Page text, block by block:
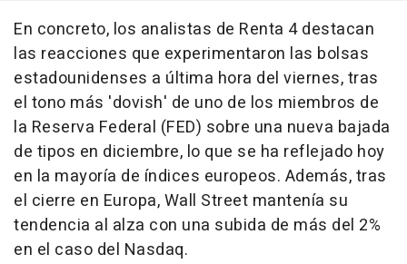
En concreto, los analistas de Renta 4 destacan
las reacciones que experimentaron las bolsas
estadounidenses a última hora del viernes, tras
el tono más 'dovish' de uno de los miembros de
la Reserva Federal (FED) sobre una nueva bajada
de tipos en diciembre, lo que se ha reflejado hoy
en la mayoría de índices europeos. Además, tras
el cierre en Europa, Wall Street mantenía su
tendencia al alza con una subida de más del 2%
en el caso del Nasdaq.